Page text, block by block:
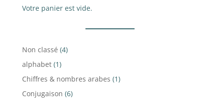
Votre panier est vide.
Non classé 44
alphabet 11
produit
Chiffres & nombres arabes 11
Conjugaison 66